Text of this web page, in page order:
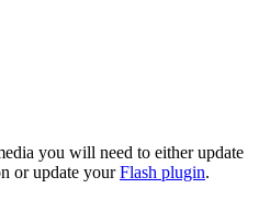
you will need to either update
or update yourFlash plugin.